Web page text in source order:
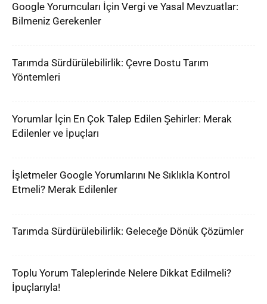
Google Yorumcuları İçin Vergi ve Yasal Mevzuatlar:
Bilmeniz Gerekenler
Tarımda Sürdürülebilirlik: Çevre Dostu Tarım
Yöntemleri
Yorumlar İçin En Çok Talep Edilen Şehirler: Merak
Edilenler ve İpuçları
İşletmeler Google Yorumlarını Ne Sıklıkla Kontrol
Etmeli? Merak Edilenler
Tarımda Sürdürülebilirlik: Geleceğe Dönük Çözümler
Toplu Yorum Taleplerinde Nelere Dikkat Edilmeli?
İpuçlarıyla!